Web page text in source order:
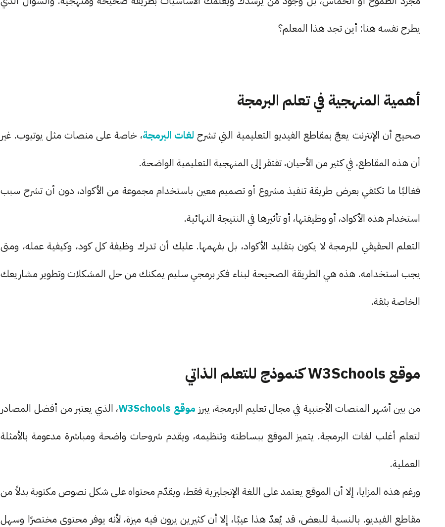
يطرح نفسه هنا: أين تجد هذا المعلم؟
أهمية المنهجية في تعلم البرمجة
صحيح أن الإنترنت يعجّ بمقاطع الفيديو التعليمية التي تشرح لغات البرمجة، خاصة على منصات مثل يوتيوب. غير
أن هذه المقاطع، في كثير من الأحيان، تفتقر إلى المنهجية التعليمية الواضحة.
فغالبًا ما تكتفي بعرض طريقة تنفيذ مشروع أو تصميم معين باستخدام مجموعة من الأكواد، دون أن تشرح سبب
استخدام هذه الأكواد، أو وظيفتها، أو تأثيرها في النتيجة النهائية.
التعلم الحقيقي للبرمجة لا يكون بتقليد الأكواد، بل بفهمها. عليك أن تدرك وظيفة كل كود، وكيفية عمله، ومتى
يجب استخدامه. هذه هي الطريقة الصحيحة لبناء فكر برمجي سليم يمكنك من حل المشكلات وتطوير مشاريعك
الخاصة بثقة.
موقع W3Schools كنموذج للتعلم الذاتي
من بين أشهر المنصات الأجنبية في مجال تعليم البرمجة، يبرز موقع W3Schools
، الذي يعتبر من أفضل المصادر
لتعلم أغلب لغات البرمجة. يتميز الموقع ببساطته وتنظيمه، ويقدم شروحات واضحة ومباشرة مدعومة بالأمثلة
العملية.
ورغم هذه المزايا، إلا أن الموقع يعتمد على اللغة الإنجليزية فقط، ويقدّم محتواه على شكل نصوص مكتوبة بدلاً من
مقاطع الفيديو. بالنسبة للبعض، قد يُعدّ هذا عيبًا، إلا أن كثيرين يرون فيه ميزة، لأنه يوفر محتوى مختصرًا وسهل